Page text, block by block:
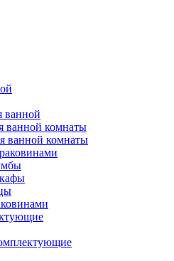
ванной
ванной комнаты
ванной комнаты